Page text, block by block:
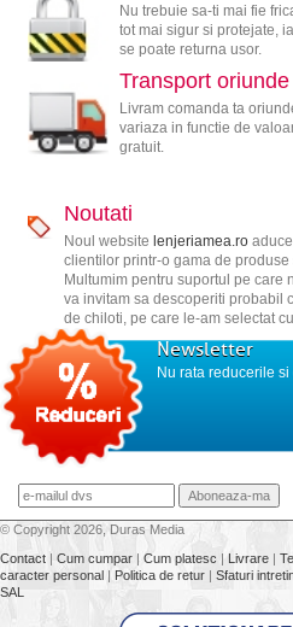
Nu trebuie sa-ti mai fie
tot mai sigur si protejate,
se poate returna usor.
Transport oriunde
Livram comanda ta
variaza in functie de
gratuit.
Noutati
Noul website lenjeriamea.roaduce
clientilor printr-o gama de
Multumim pentru suportul pe care
va invitam sa descoperiti probabil
de chiloti, pe care le-am selectat
Newsletter
Nu rata reducerile
© Copyright 2026, Duras Media
Contact | Cum cumpar | Cum platesc | Livrare |
caracter personal | Politica de retur | Sfaturi
SAL